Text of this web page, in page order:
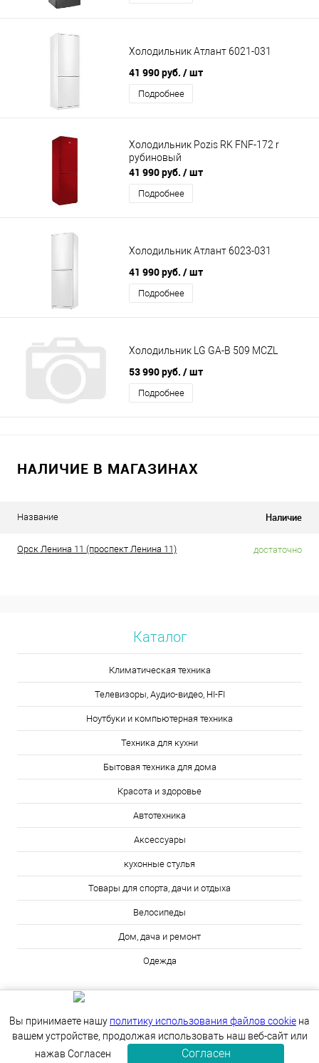
Холодильник Атлант 6021-031
41 990 руб. / шт
Подробнее
Холодильник Pozis RK FNF-172 r
рубиновый
41 990 руб. / шт
Подробнее
Холодильник Атлант 6023-031
41 990 руб. / шт
Подробнее
Холодильник LG GA-B 509 MCZL
53 990 руб. / шт
Подробнее
НАЛИЧИЕ В МАГАЗИНАХ
Название Наличие
Орск Ленина 11 (проспект Ленина 11) достаточно
Каталог
Климатическая техника
Телевизоры, Аудио-видео, HI-FI
Ноутбуки и компьютерная техника
Техника для кухни
Бытовая техника для дома
Красота и здоровье
Автотехника
Аксессуары
кухонные стулья
Товары для спорта, дачи и отдыха
Велосипеды
Дом, дача и ремонт
Одежда
ИЗБРАННОЕ КОРЗИНА
Вы принимаете нашу политику использования файлов cookie на
вашем устройстве, продолжая использовать наш веб-сайт или
нажав Согласен
Согласен